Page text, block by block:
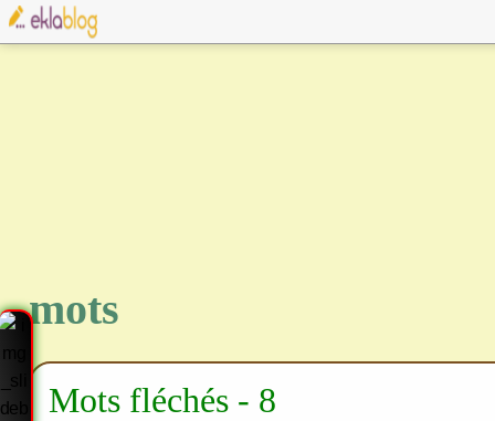
mots
Mots fléchés - 8